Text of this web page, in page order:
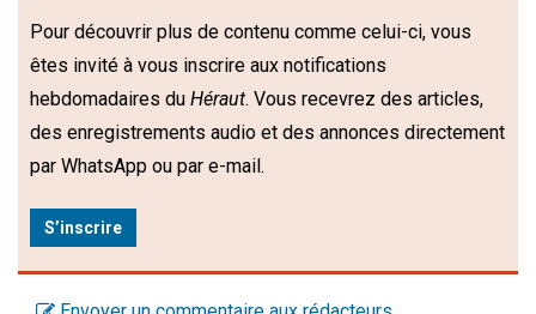
Pour découvrir plus de contenu comme celui-ci, vous
êtes invité à vous inscrire aux notifications
hebdomadaires du Héraut. Vous recevrez des articles,
des enregistrements audio et des annonces directement
par WhatsApp ou par e-mail.
S’inscrire